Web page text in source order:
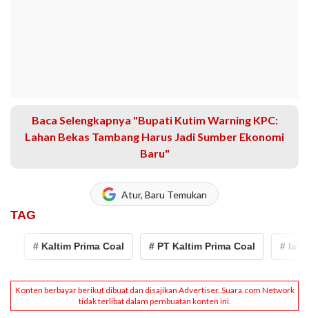
Baca Selengkapnya "Bupati Kutim Warning KPC:
Lahan Bekas Tambang Harus Jadi Sumber Ekonomi
Baru"
Atur, Baru Temukan
TAG
# Kaltim Prima Coal # PT Kaltim Prima Coal # lahan